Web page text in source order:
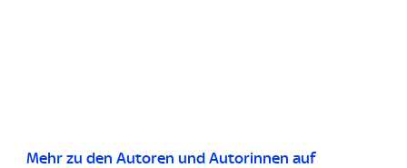
Mehr zu den Autoren und Autorinnen auf